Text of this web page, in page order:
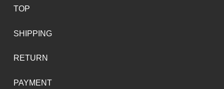
TOP
SHIPPING
RETURN
PAYMENT